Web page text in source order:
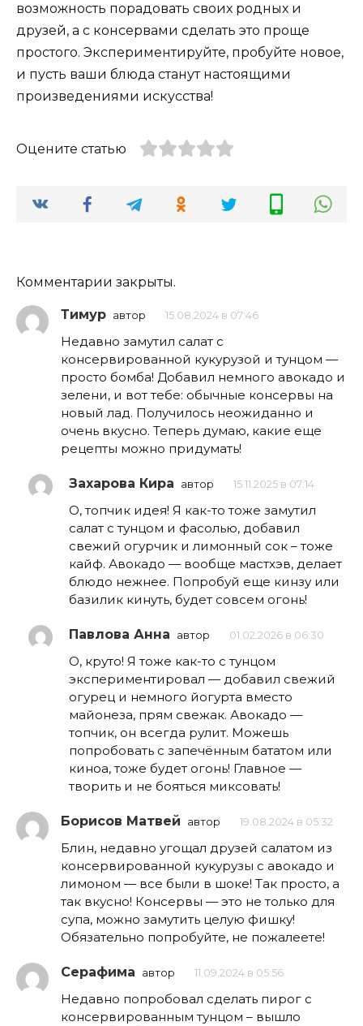
возможность порадовать своих родных и
друзей, а с консервами сделать это проще
простого. Экспериментируйте, пробуйте новое,
и пусть ваши блюда станут настоящими
произведениями искусства!
Оцените статью
Комментарии закрыты.
Тимур автор 15.08.2024 в 07:46
Недавно замутил салат с
консервированной кукурузой и тунцом —
просто бомба! Добавил немного авокадо и
зелени, и вот тебе: обычные консервы на
новый лад. Получилось неожиданно и
очень вкусно. Теперь думаю, какие еще
рецепты можно придумать!
Захарова Кира автор 15.11.2025 в 07:14
О, топчик идея! Я как-то тоже замутил
салат с тунцом и фасолью, добавил
свежий огурчик и лимонный сок – тоже
кайф. Авокадо — вообще мастхэв, делает
блюдо нежнее. Попробуй еще кинзу или
базилик кинуть, будет совсем огонь!
Павлова Анна автор 01.02.2026 в 06:30
О, круто! Я тоже как-то с тунцом
экспериментировал — добавил свежий
огурец и немного йогурта вместо
майонеза, прям свежак. Авокадо —
топчик, он всегда рулит. Можешь
попробовать с запечённым бататом или
киноа, тоже будет огонь! Главное —
творить и не бояться миксовать!
Борисов Матвей автор 19.08.2024 в 05:32
Блин, недавно угощал друзей салатом из
консервированной кукурузы с авокадо и
лимоном — все были в шоке! Так просто, а
так вкусно! Консервы — это не только для
супа, можно замутить целую фишку!
Обязательно попробуйте, не пожалеете!
Серафима автор 11.09.2024 в 05:56
Недавно попробовал сделать пирог с
консервированным тунцом – вышло